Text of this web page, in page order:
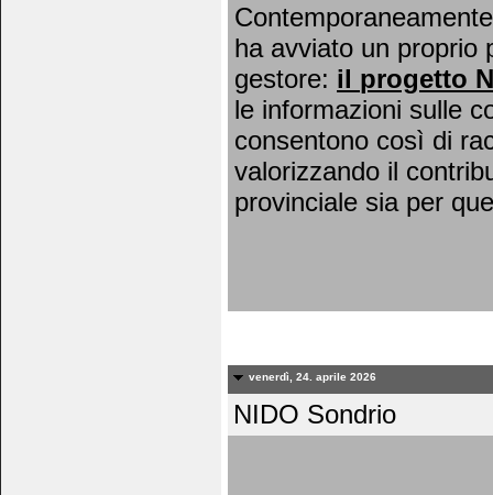
ha avviato un proprio
gestore: il progetto
le informazioni sulle
consentono così di
valorizzando il
provinciale sia per
venerdì, 24. aprile 2026
NIDO Sondrio